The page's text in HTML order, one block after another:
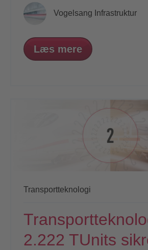
Vogelsang Infrastruktur
Læs mere
Transportteknologi
2.222 TUnits